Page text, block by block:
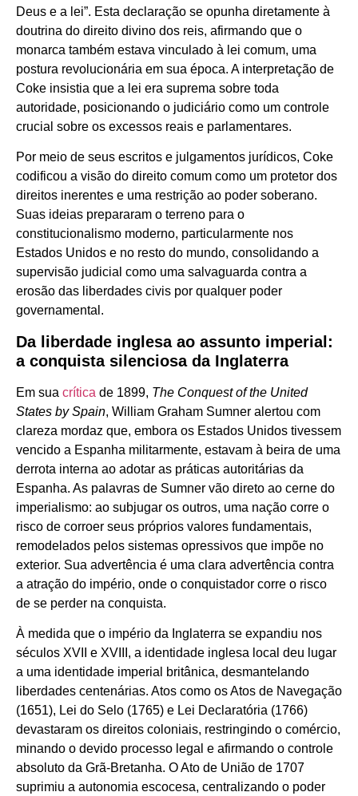
Deus e a lei”. Esta declaração se opunha diretamente à
doutrina do direito divino dos reis, afirmando que o
monarca também estava vinculado à lei comum, uma
postura revolucionária em sua época. A interpretação de
Coke insistia que a lei era suprema sobre toda
autoridade, posicionando o judiciário como um controle
crucial sobre os excessos reais e parlamentares.
Por meio de seus escritos e julgamentos jurídicos, Coke
codificou a visão do direito comum como um protetor dos
direitos inerentes e uma restrição ao poder soberano.
Suas ideias prepararam o terreno para o
constitucionalismo moderno, particularmente nos
Estados Unidos e no resto do mundo, consolidando a
supervisão judicial como uma salvaguarda contra a
erosão das liberdades civis por qualquer poder
governamental.
Da liberdade inglesa ao assunto imperial:
a conquista silenciosa da Inglaterra
Em sua crítica de 1899, The Conquest of the United
States by Spain, William Graham Sumner alertou com
clareza mordaz que, embora os Estados Unidos tivessem
vencido a Espanha militarmente, estavam à beira de uma
derrota interna ao adotar as práticas autoritárias da
Espanha. As palavras de Sumner vão direto ao cerne do
imperialismo: ao subjugar os outros, uma nação corre o
risco de corroer seus próprios valores fundamentais,
remodelados pelos sistemas opressivos que impõe no
exterior. Sua advertência é uma clara advertência contra
a atração do império, onde o conquistador corre o risco
de se perder na conquista.
À medida que o império da Inglaterra se expandiu nos
séculos XVII e XVIII, a identidade inglesa local deu lugar
a uma identidade imperial britânica, desmantelando
liberdades centenárias. Atos como os Atos de Navegação
(1651), Lei do Selo (1765) e Lei Declaratória (1766)
devastaram os direitos coloniais, restringindo o comércio,
minando o devido processo legal e afirmando o controle
absoluto da Grã-Bretanha. O Ato de União de 1707
suprimiu a autonomia escocesa, centralizando o poder